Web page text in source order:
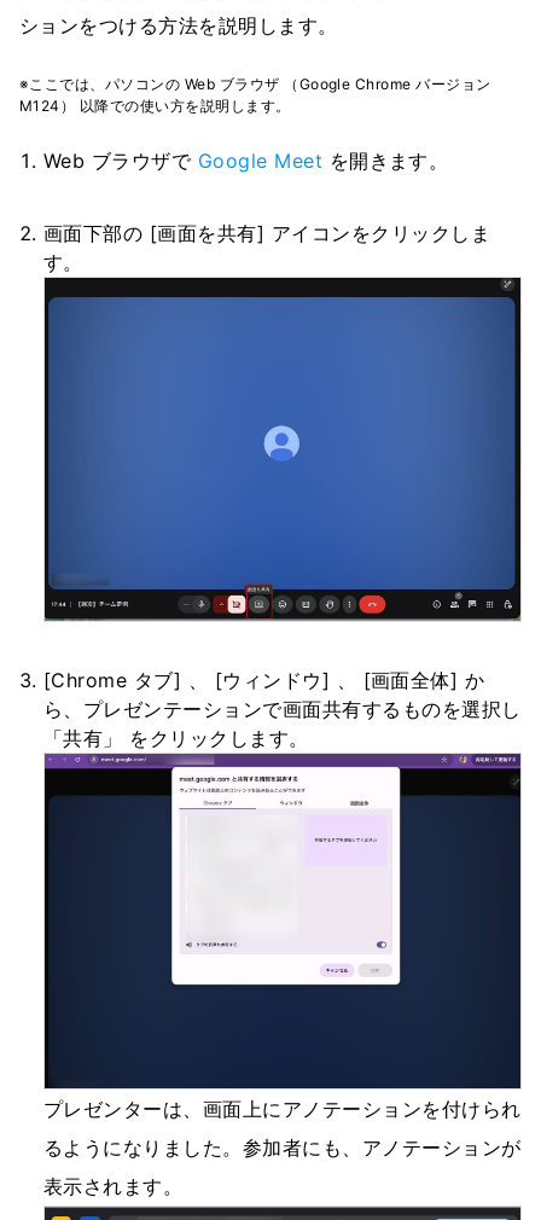
ションをつける方法を説明します。
※ここでは、パソコンの Web ブラウザ （Google Chrome バージョン
M124） 以降での使い方を説明します。
Web ブラウザで Google Meet を開きます。
画面下部の [画面を共有] アイコンをクリックしま
す。
[Chrome タブ] 、 [ウィンドウ] 、 [画面全体] か
ら、プレゼンテーションで画面共有するものを選択し
「共有」 をクリックします。
プレゼンターは、画面上にアノテーションを付けられ
るようになりました。参加者にも、アノテーションが
表示されます。